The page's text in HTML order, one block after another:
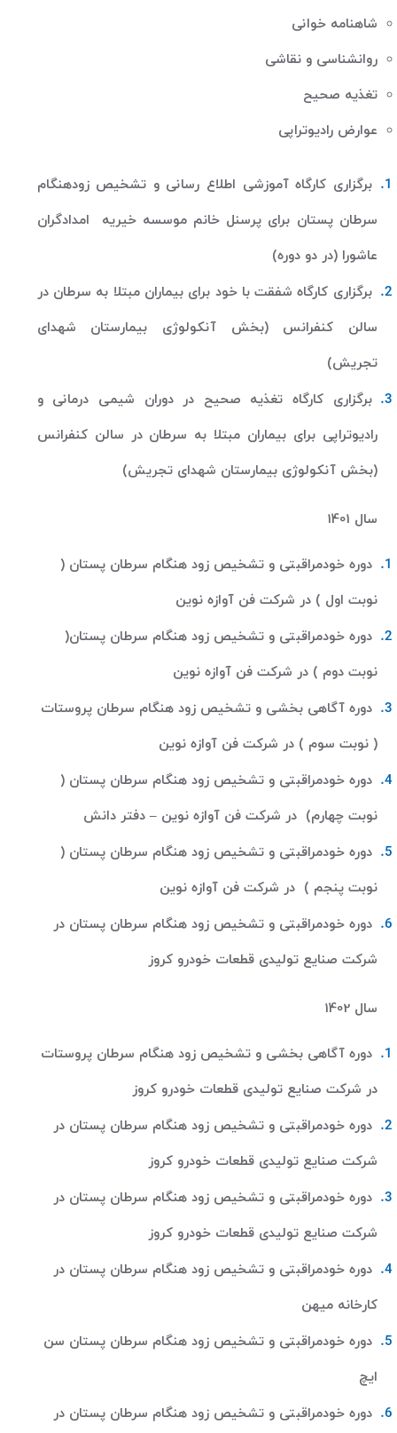
شاهنامه خوانی
روانشناسی و نقاشی
تغذیه صحیح
عوارض رادیوتراپی
برگزاری کارگاه آموزشی اطلاع رسانی و تشخیص زودهنگام
سرطان پستان برای پرسنل خانم موسسه خیریه امدادگران
عاشورا (در دو دوره)
برگزاری کارگاه شفقت با خود برای بیماران مبتلا به سرطان در
سالن کنفرانس (بخش آنکولوژی بیمارستان شهدای
تجریش)
برگزاری کارگاه تغذیه صحیح در دوران شیمی درمانی و
رادیوتراپی برای بیماران مبتلا به سرطان در سالن کنفرانس
(بخش آنکولوژی بیمارستان شهدای تجریش)
سال 1401
دوره خودمراقبتی و تشخیص زود هنگام سرطان پستان (
نوبت اول ) در شرکت فن آوازه نوین
دوره خودمراقبتی و تشخیص زود هنگام سرطان پستان(
نوبت دوم ) در شرکت فن آوازه نوین
دوره آگاهی بخشی و تشخیص زود هنگام سرطان پروستات
( نوبت سوم ) در شرکت فن آوازه نوین
دوره خودمراقبتی و تشخیص زود هنگام سرطان پستان (
نوبت چهارم) در شرکت فن آوازه نوین – دفتر دانش
دوره خودمراقبتی و تشخیص زود هنگام سرطان پستان (
نوبت پنجم ) در شرکت فن آوازه نوین
دوره خودمراقبتی و تشخیص زود هنگام سرطان پستان در
شرکت صنایع تولیدی قطعات خودرو کروز
سال 1402
دوره آگاهی بخشی و تشخیص زود هنگام سرطان پروستات
در شرکت صنایع تولیدی قطعات خودرو کروز
دوره خودمراقبتی و تشخیص زود هنگام سرطان پستان در
شرکت صنایع تولیدی قطعات خودرو کروز
دوره خودمراقبتی و تشخیص زود هنگام سرطان پستان در
شرکت صنایع تولیدی قطعات خودرو کروز
دوره خودمراقبتی و تشخیص زود هنگام سرطان پستان در
کارخانه میهن
دوره خودمراقبتی و تشخیص زود هنگام سرطان پستان سن
ایچ
دوره خودمراقبتی و تشخیص زود هنگام سرطان پستان در